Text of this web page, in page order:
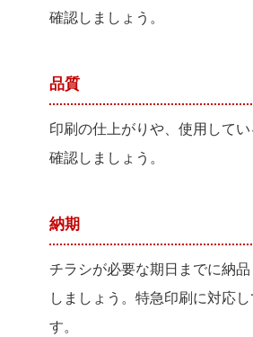
確認しましょう。
品質
印刷の仕上がりや、使用して
確認しましょう。
納期
チラシが必要な期日までに納
しましょう。特急印刷に対応
す。